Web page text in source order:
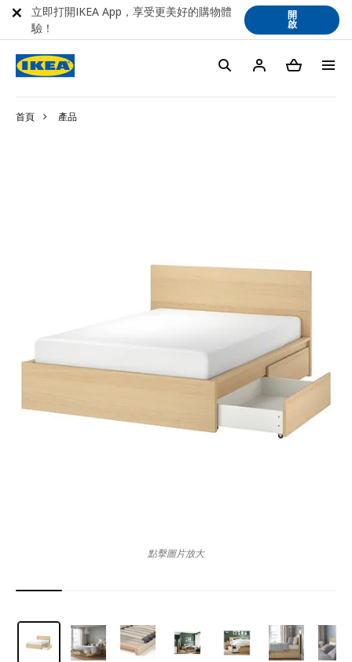
首頁 產品
點擊圖片放大
立即打開IKEA App，享受更美好的購物體
驗！
開
啟